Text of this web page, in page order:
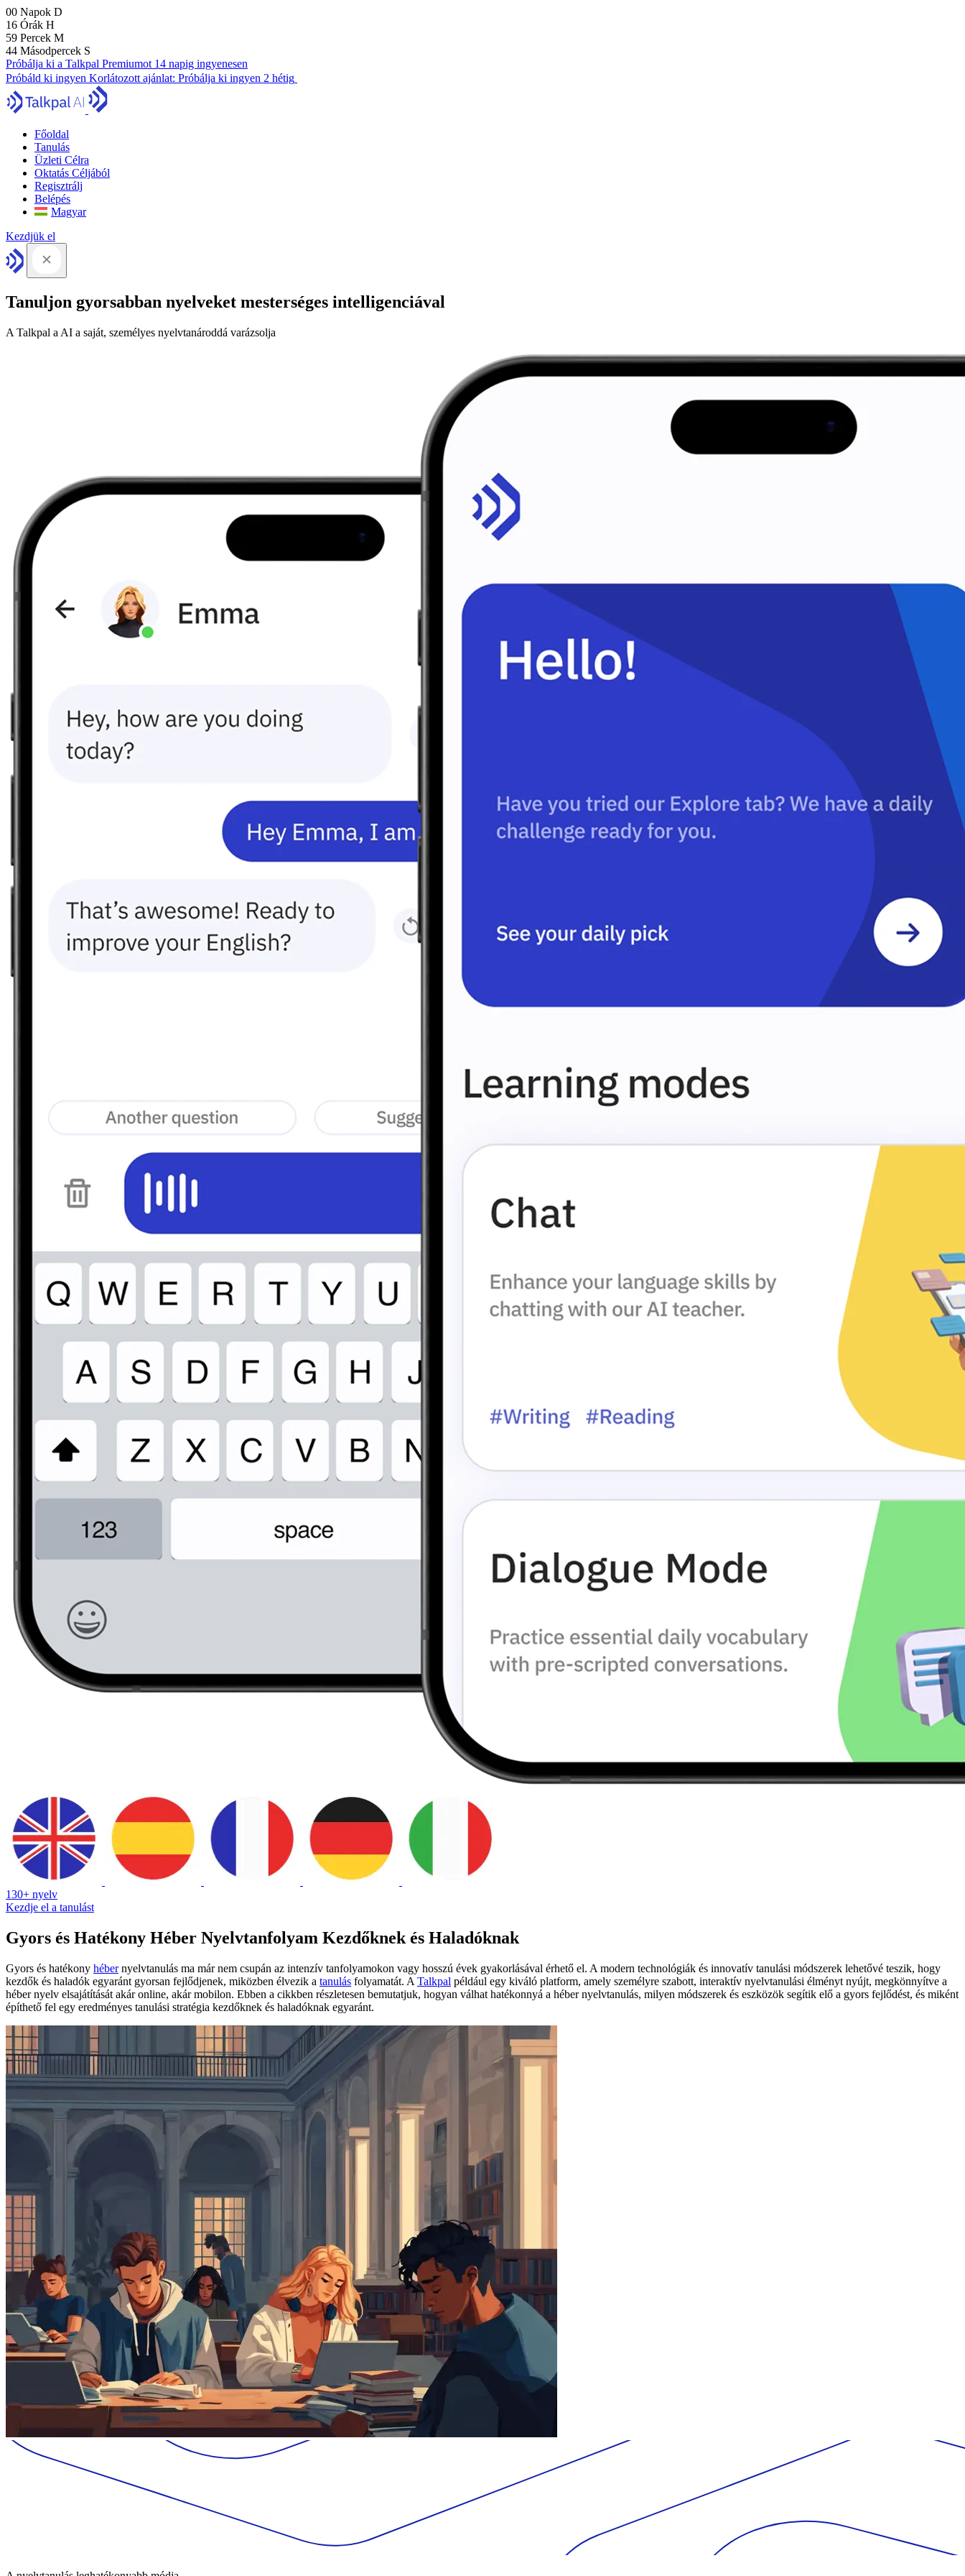
00 Napok D
16 Órák H
59 Percek M
43 Másodpercek S
Próbálja ki a Talkpal Premiumot 14 napig ingyenesen
Próbáld ki ingyen Korlátozott ajánlat: Próbálja ki ingyen 2 hétig
Főoldal
Tanulás
Üzleti Célra
Oktatás Céljából
Regisztrálj
Belépés
Magyar
Kezdjük el
Tanuljon gyorsabban nyelveket mesterséges intelligenciával
A Talkpal a AI a saját, személyes nyelvtanároddá varázsolja
130+ nyelv
Kezdje el a tanulást
Gyors és Hatékony Héber Nyelvtanfolyam Kezdőknek és Haladóknak
Gyors és hatékony hébernyelvtanulás ma már nem csupán az intenzív tanfolyamokon vagy hosszú évek gyakorlásával érhető el. A modern technológiák és innovatív tanulási módszerek lehetővé teszik, hogy
kezdők és haladók egyaránt gyorsan fejlődjenek, miközben élvezik a tanulás folyamatát. A Talkpal például egy kiváló platform, amely személyre szabott, interaktív nyelvtanulási élményt nyújt, megkönnyítve a
héber nyelv elsajátítását akár online, akár mobilon. Ebben a cikkben részletesen bemutatjuk, hogyan válhat hatékonnyá a héber nyelvtanulás, milyen módszerek és eszközök segítik elő a gyors fejlődést, és miként
építhető fel egy eredményes tanulási stratégia kezdőknek és haladóknak egyaránt.